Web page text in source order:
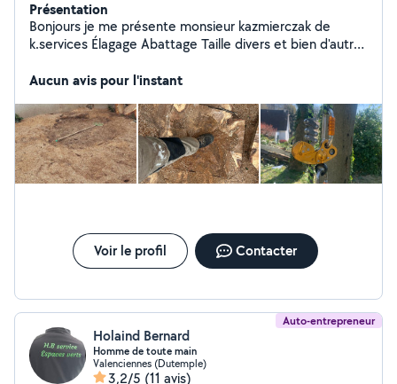
Présentation
Bonjours je me présente monsieur kazmierczak de
k.services Élagage Abattage Taille divers et bien d'autres
vous rapidement Intervention urgente
Aucun avis pour l'instant
Voir le profil Contacter
Auto-entrepreneur
Holaind Bernard
Homme de toute main
Valenciennes (Dutemple)
3,2/5 (11 avis)